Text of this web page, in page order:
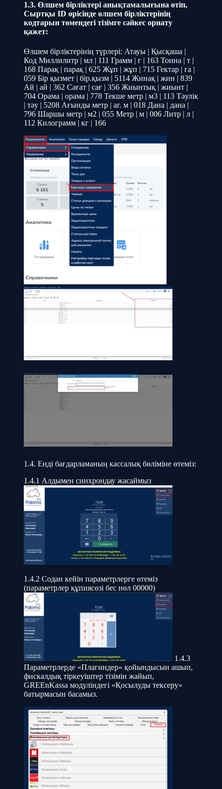
1.3. Өлшем бірліктері анықтамалығына өтіп,
Сыртқы ID өрісінде өлшем бірліктерінің
кодтарын төмендегі тізімге сәйкес орнату
қажет:
Өлшем бірліктерінің түрлері: Атауы | Қысқаша |
Код Миллилитр | мл | 111 Грамм | г | 163 Тонна | т |
168 Парақ | парақ | 625 Жұп | жұп | 715 Гектар | га |
059 Бір қызмет | бір.қызм | 5114 Жинақ | жин | 839
Ай | ай | 362 Сағат | сағ | 356 Жиынтық | жиынт |
704 Орама | орама | 778 Текше метр | м3 | 113 Тәулік
| тәу | 5208 Ағынды метр | аг. м | 018 Дана | дана |
796 Шаршы метр | м2 | 055 Метр | м | 006 Литр | л |
112 Килограмм | кг | 166
1.4. Енді бағдарламаның кассалық бөліміне өтеміз:
1.4.1 Алдымен синхрондау жасаймыз
1.4.2 Содан кейін параметрлерге өтеміз
(параметрлер құпиясөзі бес нөл 00000)
1.4.3
Параметрлерде «Плагиндер» қойындысын ашып,
фискалдық тіркеуіштер тізімін жайып,
GREEnKassa модуліндегі «Қосылуды тексеру»
батырмасын басамыз.